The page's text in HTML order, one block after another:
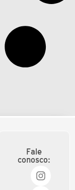
Fale
conosco: